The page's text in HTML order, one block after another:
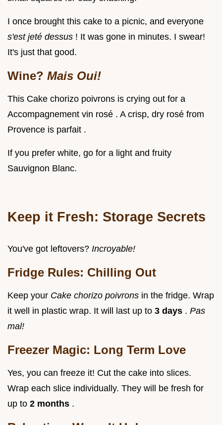
I once brought this cake to a picnic, and everyone
s'est jeté dessus ! It was gone in minutes. I swear!
It's just that good.
Wine? Mais Oui!
This Cake chorizo poivrons is crying out for a
Accompagnement vin rosé . A crisp, dry rosé from
Provence is parfait .
If you prefer white, go for a light and fruity
Sauvignon Blanc.
Keep it Fresh: Storage Secrets
You've got leftovers? Incroyable!
Fridge Rules: Chilling Out
Keep your Cake chorizo poivrons in the fridge. Wrap
it well in plastic wrap. It will last up to 3 days . Pas
mal!
Freezer Magic: Long Term Love
Yes, you can freeze it! Cut the cake into slices.
Wrap each slice individually. They will be fresh for
up to 2 months .